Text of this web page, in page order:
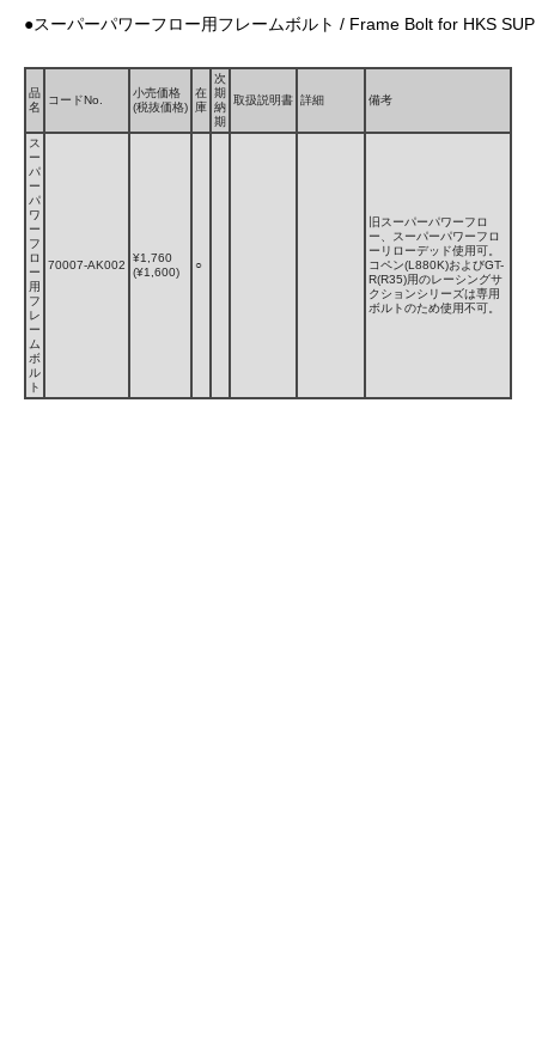
●スーパーパワーフロー用フレームボルト / Frame Bolt for HKS
品
名
コードNo.
小売価格
(税抜価格)
在
庫
次
期
納
期
取扱説明書 詳細 備考
ス
ー
パ
ー
パ
ワ
ー
フ
ロ
ー
用
フ
レ
ー
ム
ボ
ル
ト
70007-AK002
¥1,760
(¥1,600)
○
旧スーパーパワーフロ
ー、スーパーパワーフロ
ーリローデッド使用可。
コペン(L880K)およびGT-
R(R35)用のレーシングサ
クションシリーズは専用
ボルトのため使用不可。